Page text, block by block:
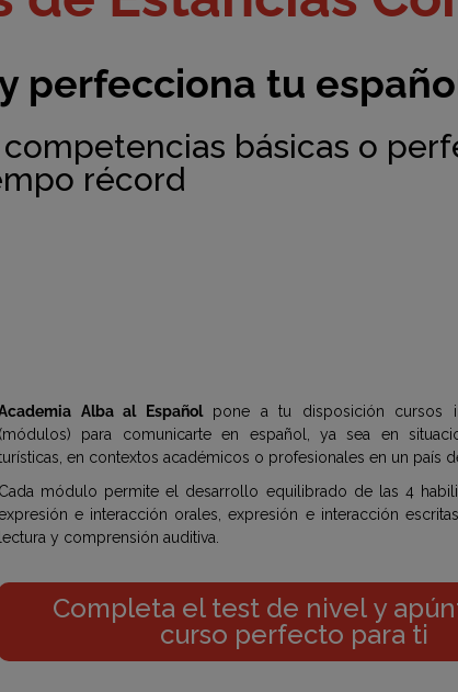
perfecciona tu
básicas o
récord
Alba al Españolpone a tu disposición cursos
(módulos) para comunicarte en español, ya sea en
en contextos académicos o profesionales en un país
Cada módulo permite el desarrollo equilibrado de las 4
e interacción orales, expresión e interacción
lectura y comprensión auditiva.
Completa el test de nivel y
curso perfecto para ti